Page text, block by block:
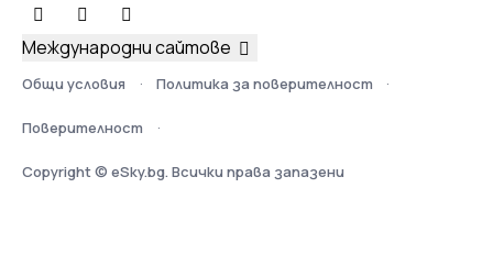
Общи условия Политика за поверителност
Поверителност
Copyright © eSky.bg. Всички права запазени
Международни сайтове